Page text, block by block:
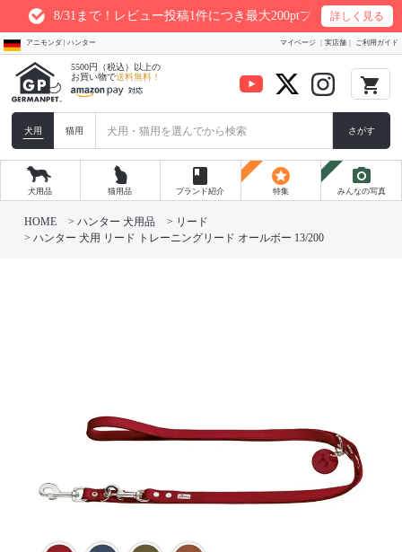
31まで！レビュー投稿1件につき最大200ptプレゼント 詳しく見る
アニモンダ | ハンター マイページ 実店舗 ご利用ガイド
5500円（税込）以上の
お買い物で送料無料！ local_grocery_store
犬用 猫用 さがす
犬用品 猫用品
book
ブランド紹介
stars
特集
photo_camera
みんなの写真
HOME ハンター 犬用品
リード
ハンター 犬用 リード トレーニングリード オールボー 13/200